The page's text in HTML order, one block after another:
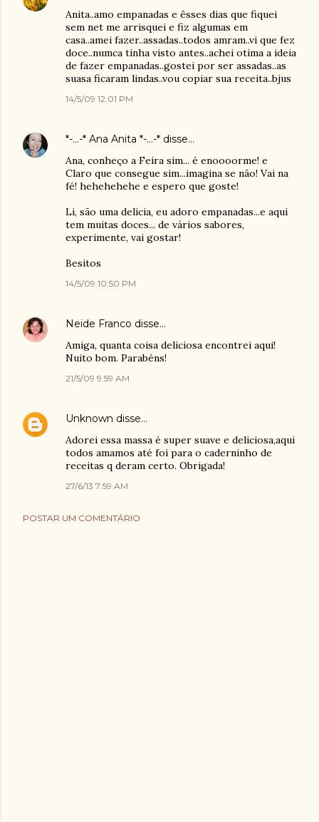
Anita..amo empanadas e êsses dias que fiquei
sem net me arrisquei e fiz algumas em
casa..amei fazer..assadas..todos amram..vi que fez
doce..numca tinha visto antes..achei otima a ideia
de fazer empanadas..gostei por ser assadas..as
suasa ficaram lindas..vou copiar sua receita..bjus
14/5/09 12:01 PM
*-...-* Ana Anita *-...-* disse…
Ana, conheço a Feira sim... é enoooorme! e
Claro que consegue sim...imagina se não! Vai na
fé! hehehehehe e espero que goste!
Li, são uma delicia, eu adoro empanadas...e aqui
tem muitas doces... de vários sabores,
experimente, vai gostar!
Besitos
14/5/09 10:50 PM
Neide Franco disse…
Amiga, quanta coisa deliciosa encontrei aqui!
Nuito bom. Parabéns!
21/5/09 9:59 AM
Unknown disse…
Adorei essa massa é super suave e deliciosa,aqui
todos amamos até foi para o caderninho de
receitas q deram certo. Obrigada!
27/6/13 7:59 AM
POSTAR UM COMENTÁRIO